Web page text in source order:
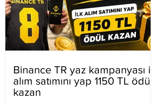
Binance TR yaz kampanyası ilk
alım satımını yap 1150 TL ödül
kazan